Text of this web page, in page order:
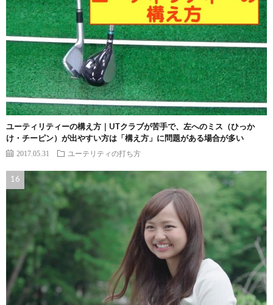
ユーティリティーの構え方｜UTクラブが苦手で、左へのミス（ひっか
け・チーピン）が出やすい方は「構え方」に問題がある場合が多い
2017.05.31 ユーテリティの打ち方